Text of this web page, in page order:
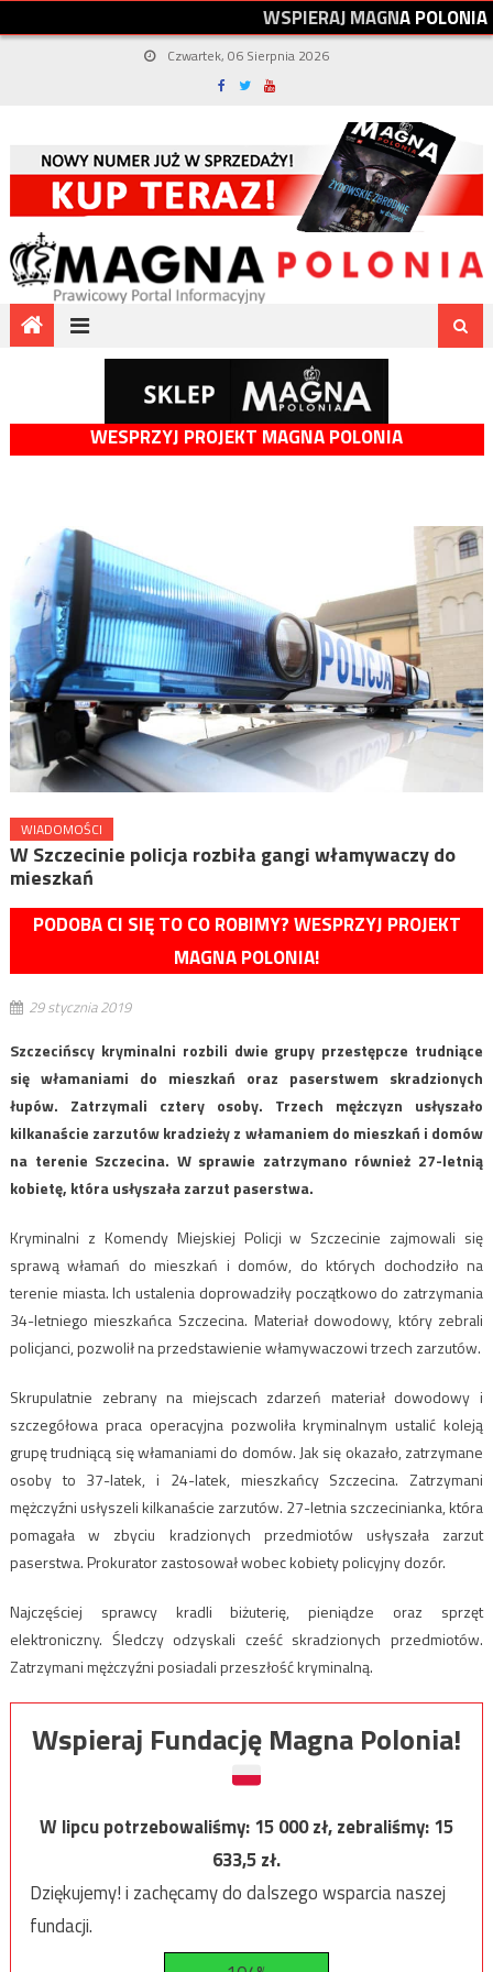
WSPIERAJMAGNAPOLONIA
Czwartek, 06 Sierpnia 2026
WESPRZYJ PROJEKT MAGNA POLONIA
WIADOMOŚCI
W Szczecinie policja rozbiła gangi włamywaczy do
mieszkań
PODOBA CI SIĘ TO CO ROBIMY? WESPRZYJ PROJEKT
MAGNA POLONIA!
29 stycznia 2019
Szczecińscy kryminalni rozbili dwie grupy przestępcze trudniące
się włamaniami do mieszkań oraz paserstwem skradzionych
łupów. Zatrzymali cztery osoby. Trzech mężczyzn usłyszało
kilkanaście zarzutów kradzieży z włamaniem do mieszkań i domów
na terenie Szczecina. W sprawie zatrzymano również 27-letnią
kobietę, która usłyszała zarzut paserstwa.
Kryminalni z Komendy Miejskiej Policji w Szczecinie zajmowali się
sprawą włamań do mieszkań i domów, do których dochodziło na
terenie miasta. Ich ustalenia doprowadziły początkowo do zatrzymania
34-letniego mieszkańca Szczecina. Materiał dowodowy, który zebrali
policjanci, pozwolił na przedstawienie włamywaczowi trzech zarzutów.
Skrupulatnie zebrany na miejscach zdarzeń materiał dowodowy i
szczegółowa praca operacyjna pozwoliła kryminalnym ustalić koleją
grupę trudniącą się włamaniami do domów. Jak się okazało, zatrzymane
osoby to 37-latek, i 24-latek, mieszkańcy Szczecina. Zatrzymani
mężczyźni usłyszeli kilkanaście zarzutów. 27-letnia szczecinianka, która
pomagała w zbyciu kradzionych przedmiotów usłyszała zarzut
paserstwa. Prokurator zastosował wobec kobiety policyjny dozór.
Najczęściej sprawcy kradli biżuterię, pieniądze oraz sprzęt
elektroniczny. Śledczy odzyskali cześć skradzionych przedmiotów.
Zatrzymani mężczyźni posiadali przeszłość kryminalną.
Wspieraj Fundację Magna Polonia!
W lipcu potrzebowaliśmy:15 000zł, zebraliśmy:15
633,5zł.
Dziękujemy! i zachęcamy do dalszego wsparcia naszej
fundacji.